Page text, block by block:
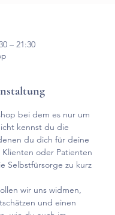
– 21:30
bei dem es nur um
kennst du die
du dich für deine
Klienten oder Patienten
Selbstfürsorge zu kurz
wir uns widmen,
und einen